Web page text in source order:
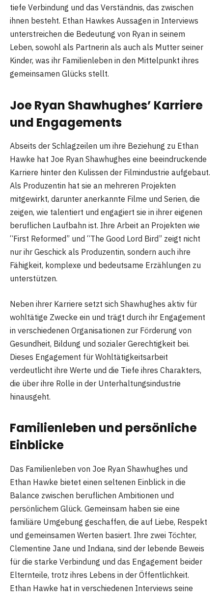
tiefe Verbindung und das Verständnis, das zwischen
ihnen besteht. Ethan Hawkes Aussagen in Interviews
unterstreichen die Bedeutung von Ryan in seinem
Leben, sowohl als Partnerin als auch als Mutter seiner
Kinder, was ihr Familienleben in den Mittelpunkt ihres
gemeinsamen Glücks stellt​​.
Joe Ryan Shawhughes’ Karriere
und Engagements
Abseits der Schlagzeilen um ihre Beziehung zu Ethan
Hawke hat Joe Ryan Shawhughes eine beeindruckende
Karriere hinter den Kulissen der Filmindustrie aufgebaut.
Als Produzentin hat sie an mehreren Projekten
mitgewirkt, darunter anerkannte Filme und Serien, die
zeigen, wie talentiert und engagiert sie in ihrer eigenen
beruflichen Laufbahn ist. Ihre Arbeit an Projekten wie
“First Reformed” und “The Good Lord Bird” zeigt nicht
nur ihr Geschick als Produzentin, sondern auch ihre
Fähigkeit, komplexe und bedeutsame Erzählungen zu
unterstützen​​.
Neben ihrer Karriere setzt sich Shawhughes aktiv für
wohltätige Zwecke ein und trägt durch ihr Engagement
in verschiedenen Organisationen zur Förderung von
Gesundheit, Bildung und sozialer Gerechtigkeit bei.
Dieses Engagement für Wohltätigkeitsarbeit
verdeutlicht ihre Werte und die Tiefe ihres Charakters,
die über ihre Rolle in der Unterhaltungsindustrie
hinausgeht​​.
Familienleben und persönliche
Einblicke
Das Familienleben von Joe Ryan Shawhughes und
Ethan Hawke bietet einen seltenen Einblick in die
Balance zwischen beruflichen Ambitionen und
persönlichem Glück. Gemeinsam haben sie eine
familiäre Umgebung geschaffen, die auf Liebe, Respekt
und gemeinsamen Werten basiert. Ihre zwei Töchter,
Clementine Jane und Indiana, sind der lebende Beweis
für die starke Verbindung und das Engagement beider
Elternteile, trotz ihres Lebens in der Öffentlichkeit.
Ethan Hawke hat in verschiedenen Interviews seine